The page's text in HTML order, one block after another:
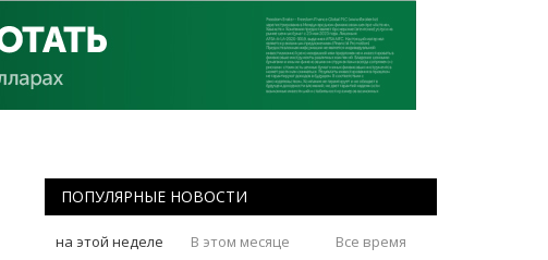
ПОПУЛЯРНЫЕ НОВОСТИ
на этой неделе В этом месяце Все время